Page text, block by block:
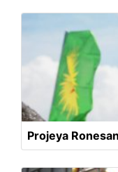
Projeya